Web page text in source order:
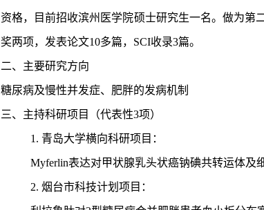
资格，目前招收滨州医学院硕士研究生一名。做为第
奖两项，发表论文10多篇，SCI收录3篇。
二、主要研究方向
糖尿病及慢性并发症、肥胖的发病机制
三、主持科研项目（代表性3项）
1. 青岛大学横向科研项目：
Myferlin表达对甲状腺乳头状癌钠碘共转运体及
2. 烟台市科技计划项目：